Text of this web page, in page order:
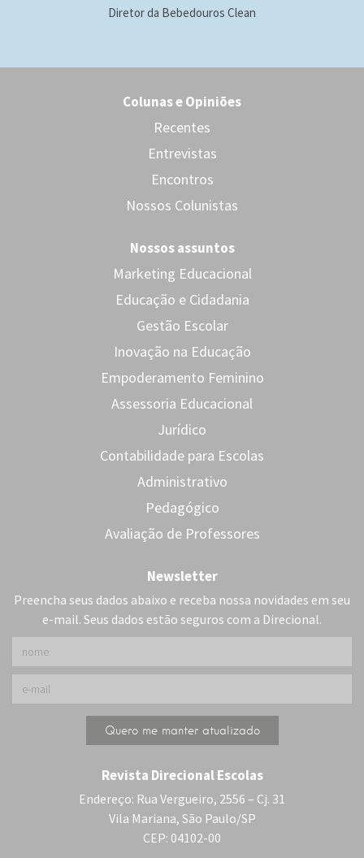
Diretor da Bebedouros Clean
Colunas e Opiniões
Recentes
Entrevistas
Encontros
Nossos Colunistas
Nossos assuntos
Marketing Educacional
Educação e Cidadania
Gestão Escolar
Inovação na Educação
Empoderamento Feminino
Assessoria Educacional
Jurídico
Contabilidade para Escolas
Administrativo
Pedagógico
Avaliação de Professores
Newsletter
Preencha seus dados abaixo e receba nossa novidades em seu
e-mail. Seus dados estão seguros com a Direcional.
Revista Direcional Escolas
Endereço: Rua Vergueiro, 2556 – Cj. 31
Vila Mariana, São Paulo/SP
CEP: 04102-00